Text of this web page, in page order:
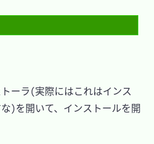
ーラ(実際にはこれはインス
)を開いて、インストールを開